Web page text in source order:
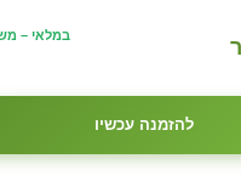
במלאי –
להזמנה עכשיו
קונטרסט גבוה
אפור
הדגשת קישורים